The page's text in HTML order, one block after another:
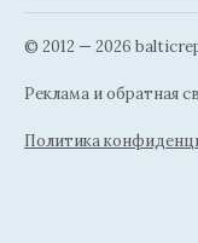
© 2012 — 2026
Реклама и обратная
Политика